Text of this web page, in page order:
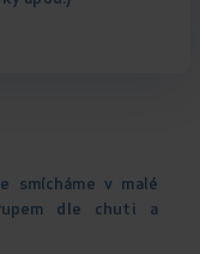
smícháme v malé
dle chuti a